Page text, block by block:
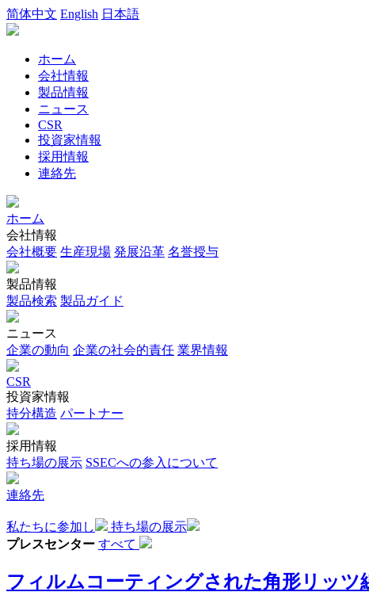
简体中文 English 日本語
ホーム
会社情報
製品情報
ニュース
CSR
投資家情報
採用情報
連絡先
ホーム
会社情報
会社概要 生産現場 発展沿革 名誉授与
製品情報
製品検索 製品ガイド
ニュース
企業の動向 企業の社会的責任 業界情報
CSR
投資家情報
持分構造 パートナー
採用情報
持ち場の展示 SSECへの参入について
連絡先
私たちに参加し
持ち場の展示
プレスセンター すべて
フィルムコーティングされた角形リッ